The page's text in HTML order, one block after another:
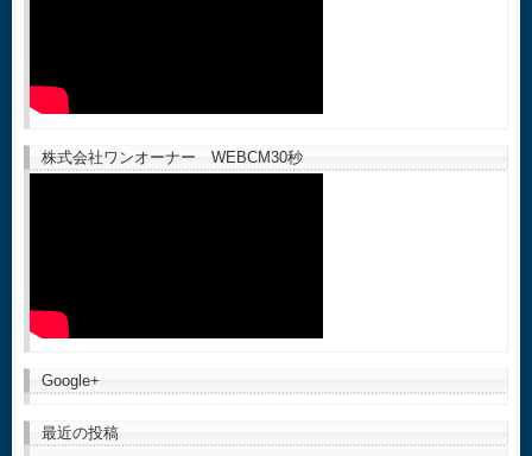
株式会社ワンオーナー WEBCM30秒
Google+
最近の投稿